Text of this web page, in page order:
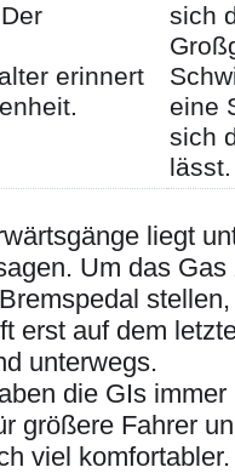
erinnert
sich
eine
sich
lässt.
liegt
Um das
erst auf dem
unterwegs.
die GIs
größere Fahrer
viel komfortabler.